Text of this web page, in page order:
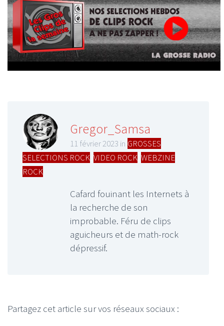
Gregor_Samsa
11 février 2023 in GROSSES
SELECTIONS ROCK VIDEO ROCK WEBZINE
ROCK
Cafard fouinant les Internets à
la recherche de son
improbable. Féru de clips
aguicheurs et de math-rock
dépressif.
Partagez cet article sur vos réseaux sociaux :